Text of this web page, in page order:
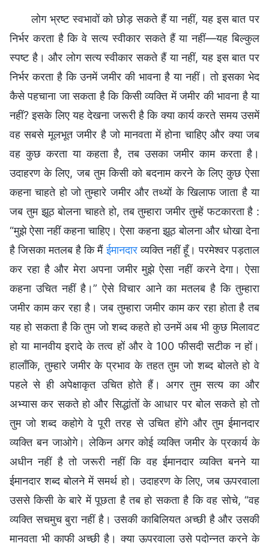
लोग भ्रष्ट स्वभावों को छोड़ सकते हैं या नहीं, यह इस बात पर
निर्भर करता है कि वे सत्य स्वीकार सकते हैं या नहीं—यह बिल्कुल
स्पष्ट है। और लोग सत्य स्वीकार सकते हैं या नहीं, यह इस बात पर
निर्भर करता है कि उनमें जमीर की भावना है या नहीं। तो इसका भेद
कैसे पहचाना जा सकता है कि किसी व्यक्ति में जमीर की भावना है या
नहीं? इसके लिए यह देखना जरूरी है कि क्या कार्य करते समय उसमें
वह सबसे मूलभूत जमीर है जो मानवता में होना चाहिए और क्या जब
वह कुछ करता या कहता है, तब उसका जमीर काम करता है।
उदाहरण के लिए, जब तुम किसी को बदनाम करने के लिए कुछ ऐसा
कहना चाहते हो जो तुम्हारे जमीर और तथ्यों के खिलाफ जाता है या
जब तुम झूठ बोलना चाहते हो, तब तुम्हारा जमीर तुम्हें फटकारता है :
“मुझे ऐसा नहीं कहना चाहिए। ऐसा कहना झूठ बोलना और धोखा देना
है जिसका मतलब है कि मैंईमानदारव्यक्ति नहीं हूँ। परमेश्वर पड़ताल
कर रहा है और मेरा अपना जमीर मुझे ऐसा नहीं करने देगा। ऐसा
कहना उचित नहीं है।” ऐसे विचार आने का मतलब है कि तुम्हारा
जमीर काम कर रहा है। जब तुम्हारा जमीर काम कर रहा होता है तब
यह हो सकता है कि तुम जो शब्द कहते हो उनमें अब भी कुछ मिलावट
हो या मानवीय इरादे के तत्व हों और वे 100 फीसदी सटीक न हों।
हालाँकि, तुम्हारे जमीर के प्रभाव के तहत तुम जो शब्द बोलते हो वे
पहले से ही अपेक्षाकृत उचित होते हैं। अगर तुम सत्य का और
अभ्यास कर सकते हो और सिद्धांतों के आधार पर बोल सकते हो तो
तुम जो शब्द कहोगे वे पूरी तरह से उचित होंगे और तुम ईमानदार
व्यक्ति बन जाओगे। लेकिन अगर कोई व्यक्ति जमीर के प्रकार्य के
अधीन नहीं है तो जरूरी नहीं कि वह ईमानदार व्यक्ति बनने या
ईमानदार शब्द बोलने में समर्थ हो। उदाहरण के लिए, जब ऊपरवाला
उससे किसी के बारे में पूछता है तब हो सकता है कि वह सोचे, “वह
व्यक्ति सचमुच बुरा नहीं है। उसकी काबिलियत अच्छी है और उसकी
मानवता भी काफी अच्छी है। क्या ऊपरवाला उसे पदोन्नत करने के